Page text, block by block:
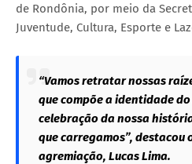
de Rondônia, por meio da
Juventude, Cultura, Esporte e
“Vamos retratar nossas
que compõe a identidade
celebração da nossa
que carregamos”, destacou
agremiação, Lucas Lima.